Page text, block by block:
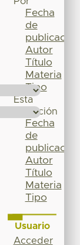
Fecha
de
publicación
Autor
Título
Materia
Tipo
Esta
colección
Fecha
de
publicación
Autor
Título
Materia
Tipo
Usuario
Acceder